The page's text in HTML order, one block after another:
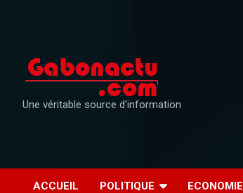
Une véritable source d'information
ACCUEIL POLITIQUE ECONOMIE